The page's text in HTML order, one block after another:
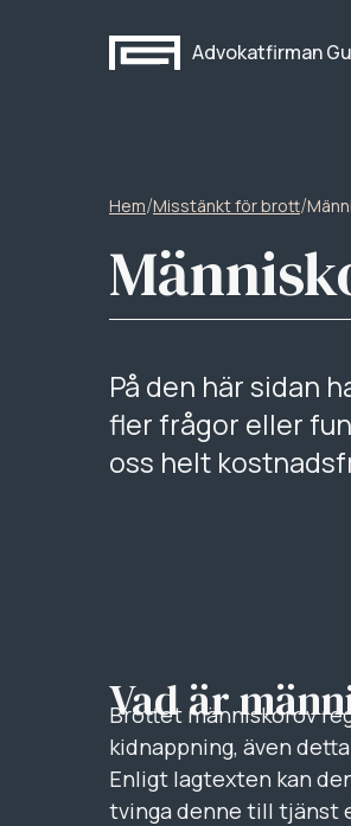
Advokatfirman
Hem/Misstänkt för brott/
På den här sidan
fler frågor eller
oss helt
Vad är
Brottet människorov
kidnappning, även
Enligt lagtexten kan
tvinga denne till tjänst